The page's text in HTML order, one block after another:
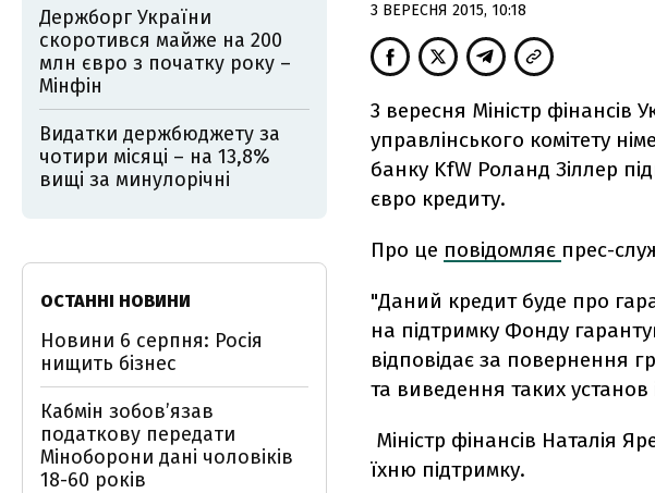
3 ВЕРЕСНЯ 2015, 10:18
3 вересня Міністр фінансів
управлінського комітету
банку KfW Роланд Зіллер
євро кредиту.
Про це повідомляє прес-
"Даний кредит буде про
на підтримку Фонду
відповідає за повернення
та виведення таких установ
Міністр фінансів Наталія
їхню підтримку.
Держборг України
скоротився майже на 200
млн євро з початку року –
Мінфін
Видатки держбюджету за
чотири місяці – на 13,8%
вищі за минулорічні
ОСТАННІ НОВИНИ
Новини 6 серпня: Росія
нищить бізнес
Кабмін зобовʼязав
податкову передати
Міноборони дані чоловіків
18-60 років